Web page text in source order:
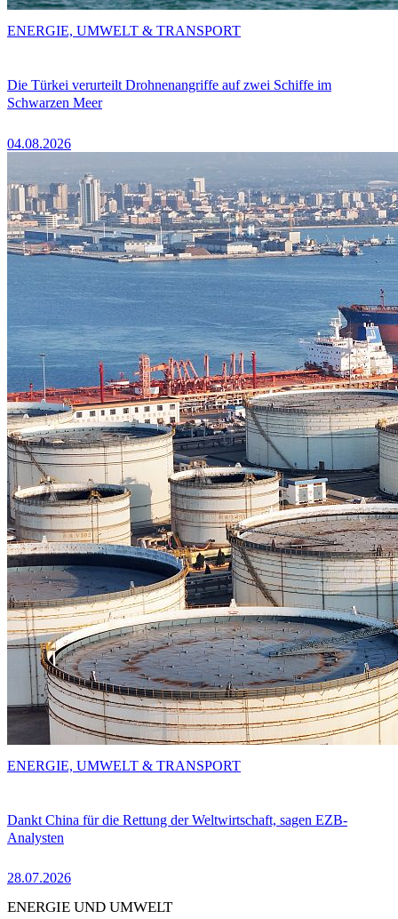
Die Türkei verurteilt Drohnenangriffe auf zwei Schiffe im
Schwarzen Meer
04.08.2026
ENERGIE, UMWELT & TRANSPORT
Dankt China für die Rettung der Weltwirtschaft, sagen EZB-
Analysten
28.07.2026
ENERGIE, UMWELT & TRANSPORT
ENERGIE UND UMWELT